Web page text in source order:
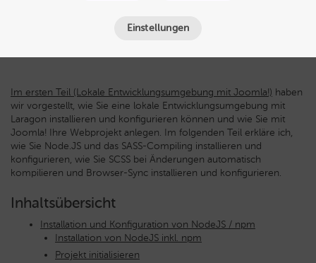
Im ersten Teil (Lokale Entwicklungsumgebung mit Joomla!) haben
wir vorgestellt, wie Sie eine lokale Entwicklungsumgebung mit
Laragon installieren und konfigurieren können und wie Sie mit
Joomla! Ihre Webprojekt anlegen. Im folgenden Teil erkläre ich,
wie Sie Node.JS und das SASS-Compiling installieren und
konfigurieren, wie Sie SCSS bei Änderungen automatisch
kompilieren und Browser-Sync installieren und konfigurieren.
Inhaltsübersicht
Installation und Konfiguration von NodeJS / npm
Installation von NodeJS inkl. npm
Projekt initialisieren
Einstellungen